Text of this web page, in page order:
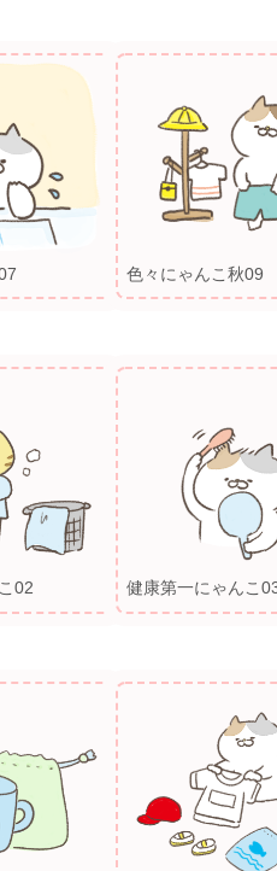
色々にゃんこ秋09
02 健康第一にゃんこ